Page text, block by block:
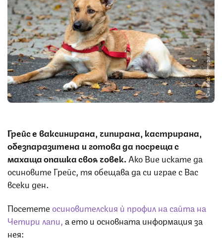
Снимка: Четири лапи
Грейс е ваксинирана, чипирана, кастрирана,
обезпаразитена и готова да посреща с
махаща опашка своя човек. Ако Вие искате да
осиновите Грейс, тя обещава да си играе с Вас
всеки ден.
Посетете осиновителския ѝ профил на сайта на
Четири лапи, а ето и основната информация за
нея: